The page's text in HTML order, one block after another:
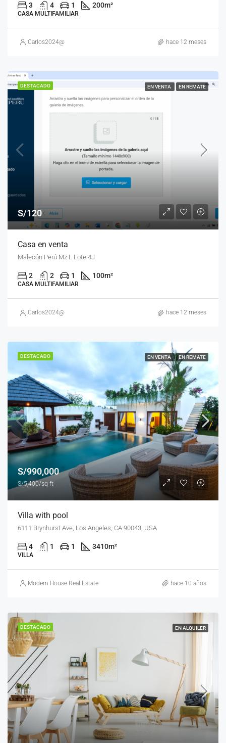
3 4 1 200m²
CASA MULTIFAMILIAR
Carlos2024@ hace 12 meses
DESTACADO EN VENTA EN REMATE
S/120
Casa en venta
Malecón Perú Mz L Lote 4J
2 2 1 100m²
CASA MULTIFAMILIAR
Carlos2024@ hace 12 meses
DESTACADO EN VENTA EN REMATE
S/990,000
S/5,400/sq ft
Villa with pool
6111 Brynhurst Ave, Los Angeles, CA 90043, USA
4 1 1 3410m²
VILLA
Modern House Real Estate hace 10 años
DESTACADO EN ALQUILER